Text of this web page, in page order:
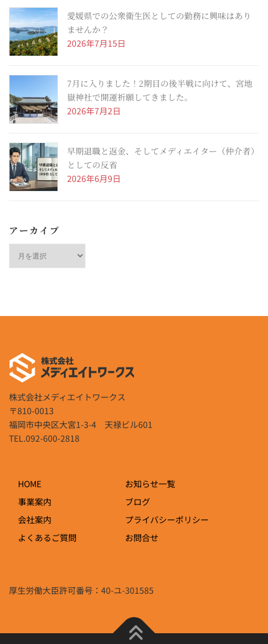
愛媛県での公衆衛生医としての勤務に興味はあり
ませんか？
2026年7月15日
7月に入りました！2期目の後半戦に向けて、宮地
嶽神社で開運祈願してきました。
2026年7月2日
早期退職と返金、そしてメディエイター（仲介者）
としての反省
2026年6月9日
アーカイブ
株式会社メディエイトワークス
〒810-0013
福岡市中央区大宮1-3-4 天禄ビル601
TEL.092-600-2818
HOME
事業案内
会社案内
よくあるご質問
お知らせ一覧
ブログ
プライバシーポリシー
お問合せ
厚生労働大臣許可番号：40-ユ-301585